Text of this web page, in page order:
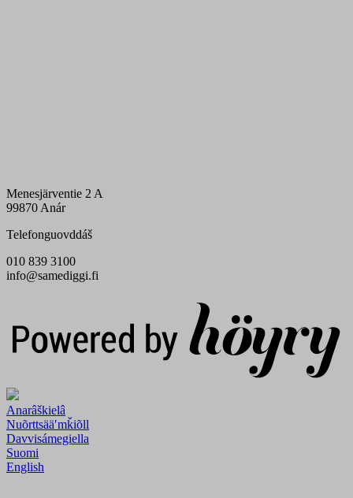
Menesjärventie 2 A
99870 Anár
Telefonguovddáš
010 839 3100
info@samediggi.fi
Anarâškielâ
Nuõrttsääʹmǩiõll
Davvisámegiella
Suomi
English